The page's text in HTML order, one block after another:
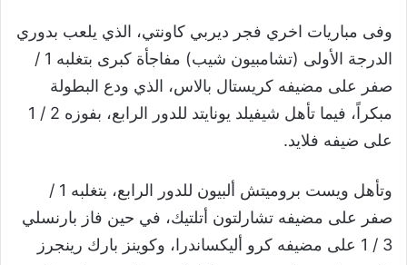
وفى مباريات اخري فجر ديربي كاونتي، الذي يلعب بدوري
الدرجة الأولى (تشامبيون شيب) مفاجأة كبرى بتغلبه 1 /
صفر على مضيفه كريستال بالاس، الذي ودع البطولة
مبكراً، فيما تأهل شيفيلد يونايتد للدور الرابع، بفوزه 2 / 1
على ضيفه فلايد.
وتأهل ويست بروميتش ألبيون للدور الرابع، بتغلبه 1 /
صفر على مضيفه تشارلتون أتلتيك، في حين فاز بارنسلي
3 / 1 على مضيفه كرو أليكساندرا، وكوينز بارك رينجرز